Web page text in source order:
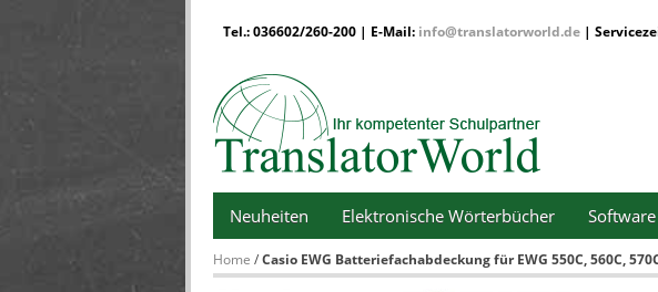
Tel.: 036602/260-200 | E-Mail: info@translatorworld.de |
Neuheiten Elektronische Wörterbücher Software
Home /Casio EWG Batteriefachabdeckung für EWG 550C, 560C,